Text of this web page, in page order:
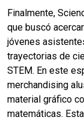
Finalmente,
que buscó
jóvenes
trayectorias de
STEM. En este
merchandising
material gráfico
matemáticas.